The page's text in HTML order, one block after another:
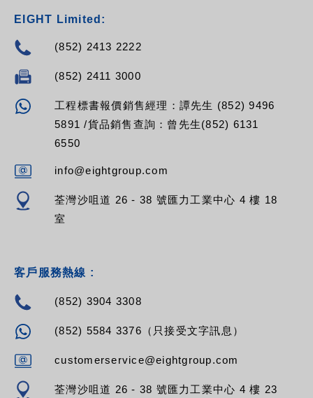
EIGHT Limited:
(852) 2413 2222
(852) 2411 3000
工程標書報價銷售經理：譚先生 (852) 9496
5891 /貨品銷售查詢：曾先生(852) 6131
6550
info@eightgroup.com
荃灣沙咀道 26 - 38 號匯力工業中心 4 樓 18
室
客戶服務熱線 :
(852) 3904 3308
(852) 5584 3376（只接受文字訊息）
customerservice@eightgroup.com
荃灣沙咀道 26 - 38 號匯力工業中心 4 樓 23